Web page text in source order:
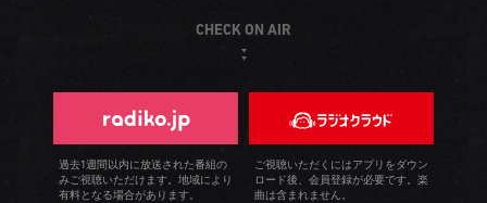
CHECK ON AIR
過去1週間以内に放送された番組の
みご視聴いただけます。地域により
有料となる場合があります。
ご視聴いただくにはアプリをダウン
ロード後、会員登録が必要です。楽
曲は含まれません。